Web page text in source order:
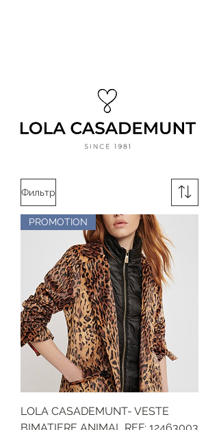
Фильтр
PROMOTION
LOLA CASADEMUNT- VESTE